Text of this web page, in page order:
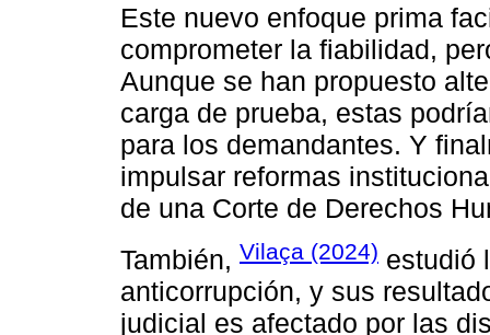
Este nuevo enfoque prima
comprometer la fiabilidad,
Aunque se han propuesto
carga de prueba, estas
para los demandantes. Y
impulsar reformas
de una Corte de Derechos
También, Vilaça (2024) estudió
anticorrupción, y sus
judicial es afectado por las